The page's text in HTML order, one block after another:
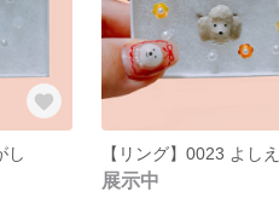
し 【リング】0023 よしえ
展示中